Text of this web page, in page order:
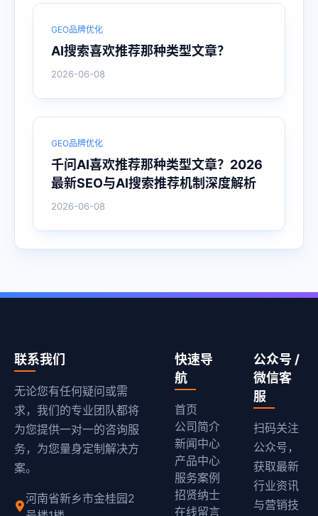
GEO品牌优化
AI搜索喜欢推荐那种类型文章？
2026-06-08
GEO品牌优化
千问AI喜欢推荐那种类型文章？2026
最新SEO与AI搜索推荐机制深度解析
2026-06-08
联系我们
无论您有任何疑问或需
求，我们的专业团队都将
为您提供一对一的咨询服
务，为您量身定制解决方
案。
河南省新乡市金桂园2
快速导
航
首页
公司简介
新闻中心
产品中心
服务案例
招贤纳士
在线留言
公众号 /
微信客
服
扫码关注
公众号，
获取最新
行业资讯
与营销技